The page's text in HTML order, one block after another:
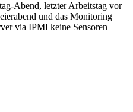
Abend, letzter Arbeitstag vor
und das Monitoring
via IPMI keine Sensoren